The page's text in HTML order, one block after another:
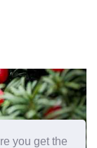
you get the